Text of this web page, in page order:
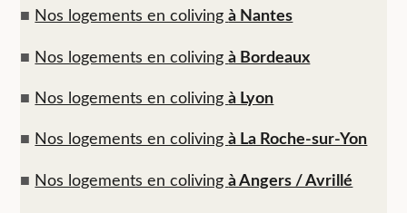
■ Nos logements en colivingà Nantes
■ Nos logements en colivingà Bordeaux
■ Nos logements en colivingà Lyon
■ Nos logements en colivingà La Roche-sur-Yon
■ Nos logements en colivingà Angers / Avrillé